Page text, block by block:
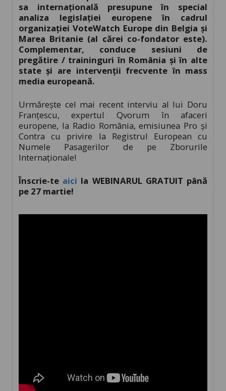
sa internațională presupune în special
analiza legislației europene în cadrul
organizației VoteWatch Europe din Belgia și
Marea Britanie (al cărei co-fondator este).
Complementar, conduce sesiuni de
pregătire / traininguri în România și în alte
state și are intervenții frecvente în mass
media europeană.
Urmărește cel mai recent interviu al lui Doru
Franțescu, expertul Qvorum în afaceri
europene, la Radio România, emisiunea Pro și
Contra cu privire la Registrul European cu
Numele Pasagerilor de pe Zborurile
Internaționale!
Înscrie-te aici la WEBINARUL GRATUIT până
pe 27 martie!